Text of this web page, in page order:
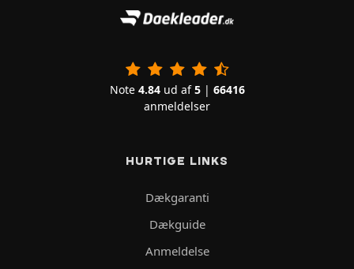
Note 4.84ud af5| 66416
anmeldelser
HURTIGE LINKS
Dækgaranti
Dækguide
Anmeldelse